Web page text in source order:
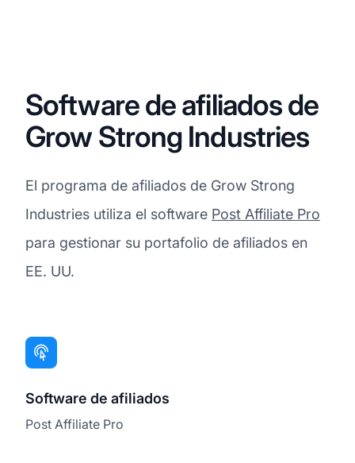
Software de afiliados de
Grow Strong Industries
El programa de afiliados de Grow Strong
Industries utiliza el software Post Affiliate Pro
para gestionar su portafolio de afiliados en
EE. UU.
Software de afiliados
Post Affiliate Pro